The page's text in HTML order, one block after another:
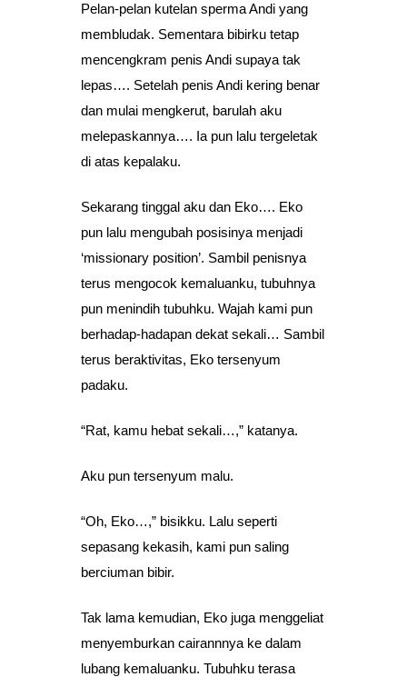
Pelan-pelan kutelan sperma Andi yang
membludak. Sementara bibirku tetap
mencengkram penis Andi supaya tak
lepas…. Setelah penis Andi kering benar
dan mulai mengkerut, barulah aku
melepaskannya…. Ia pun lalu tergeletak
di atas kepalaku.
Sekarang tinggal aku dan Eko…. Eko
pun lalu mengubah posisinya menjadi
‘missionary position’. Sambil penisnya
terus mengocok kemaluanku, tubuhnya
pun menindih tubuhku. Wajah kami pun
berhadap-hadapan dekat sekali… Sambil
terus beraktivitas, Eko tersenyum
padaku.
“Rat, kamu hebat sekali…,” katanya.
Aku pun tersenyum malu.
“Oh, Eko…,” bisikku. Lalu seperti
sepasang kekasih, kami pun saling
berciuman bibir.
Tak lama kemudian, Eko juga menggeliat
menyemburkan cairannnya ke dalam
lubang kemaluanku. Tubuhku terasa